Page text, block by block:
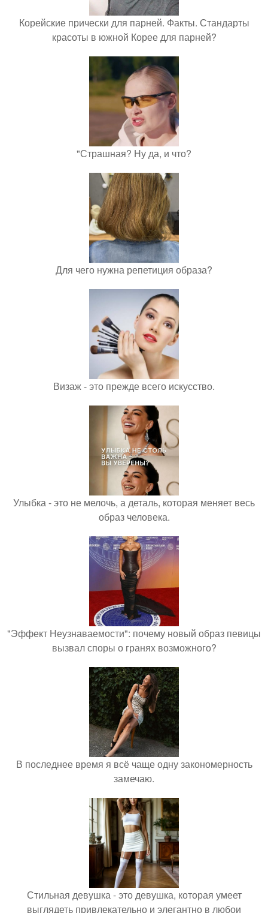
Корейские прически для парней. Факты. Стандарты
красоты в южной Корее для парней?
"Страшная? Ну да, и что?
Для чего нужна репетиция образа?
Визаж - это прежде всего искусство.
Улыбка - это не мелочь, а деталь, которая меняет весь
образ человека.
"Эффект Неузнаваемости": почему новый образ певицы
вызвал споры о гранях возможного?
В последнее время я всё чаще одну закономерность
замечаю.
Стильная девушка - это девушка, которая умеет
выглядеть привлекательно и элегантно в любои